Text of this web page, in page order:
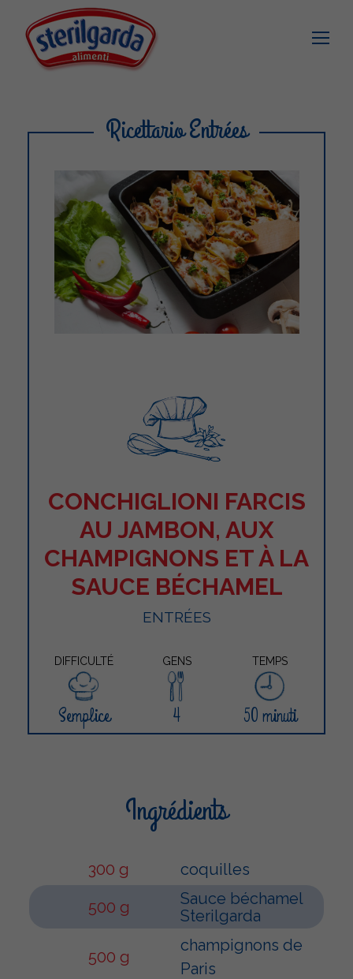
Ricettario Entrées
CONCHIGLIONI FARCIS
AU JAMBON, AUX
CHAMPIGNONS ET À LA
SAUCE BÉCHAMEL
ENTRÉES
DIFFICULTÉ GENS TEMPS
Semplice 4 50 minuti
Ingrédients
300 g
coquilles
500 g
Sauce béchamel
Sterilgarda
500 g
champignons de
Paris